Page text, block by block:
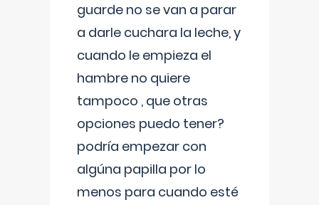
guarde no se van a parar
a darle cuchara la leche, y
cuando le empieza el
hambre no quiere
tampoco , que otras
opciones puedo tener?
podría empezar con
algúna papilla por lo
menos para cuando esté